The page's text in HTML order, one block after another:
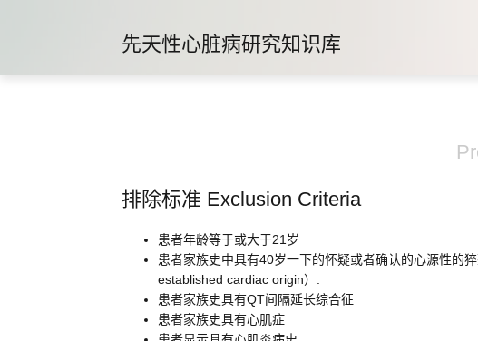
先天性心脏病研究知识库
排除标准 Exclusion Criteria
患者年龄等于或大于21岁
患者家族史中具有40岁一下的怀疑或者确认的心源性
established cardiac origin）.
患者家族史具有QT间隔延长综合征
患者家族史具有心肌症